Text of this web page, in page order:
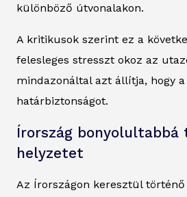
különböző útvonalakon.
A kritikusok szerint ez a
felesleges stresszt okoz az
mindazonáltal azt állítja, hogy
határbiztonságot.
Írország bonyolultabbá
helyzetet
Az Írországon keresztül